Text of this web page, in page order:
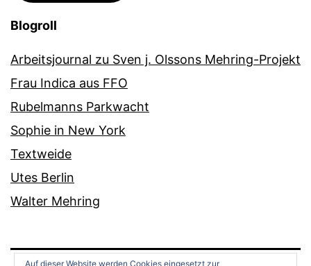
Blogroll
Arbeitsjournal zu Sven j. Olssons Mehring-Projekt
Frau Indica aus FFO
Rubelmanns Parkwacht
Sophie in New York
Textweide
Utes Berlin
Walter Mehring
Auf dieser Website werden Cookies eingesetzt zur